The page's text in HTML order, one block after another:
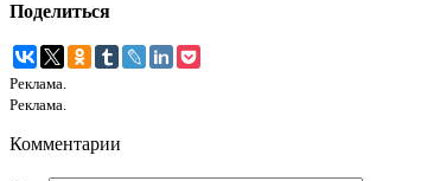
Поделиться
Реклама.
Реклама.
Комментарии